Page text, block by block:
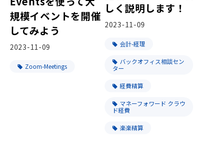
規模イベントを開催
してみよう
2023-11-09
Zoom-Meetings
しく説明します！
2023-11-09
会計-経理
バックオフィス相談セン
ター
経費精算
マネーフォワード クラウ
ド経費
楽楽精算